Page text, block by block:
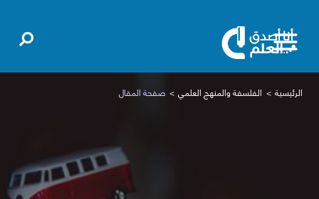
الرئيسية الفلسفة والمنهج العلمي صفحة المقال